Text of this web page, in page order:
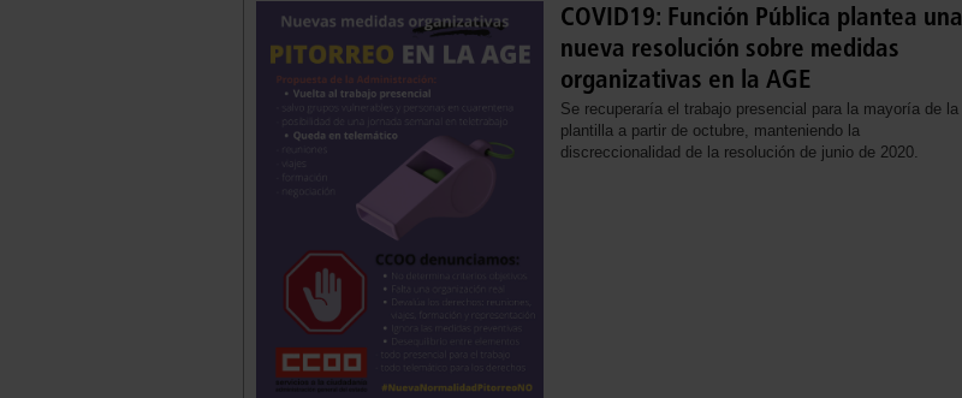
COVID19: Función Pública plantea una
nueva resolución sobre medidas
organizativas en la AGE
Se recuperaría el trabajo presencial para la mayoría de la
plantilla a partir de octubre, manteniendo la
discreccionalidad de la resolución de junio de 2020.